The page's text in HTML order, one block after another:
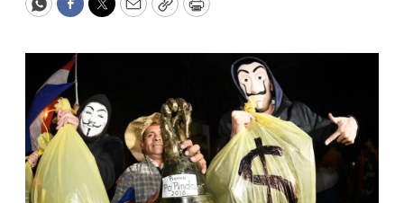
WhatsApp
Facebook
Twitter
EmailCopyPrint